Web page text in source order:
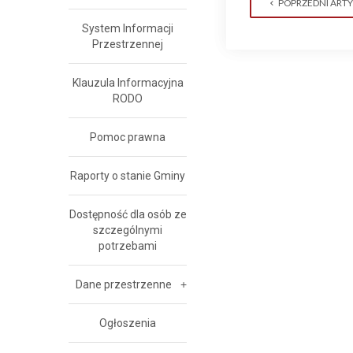
POPRZEDNI
System Informacji
Przestrzennej
Klauzula Informacyjna
RODO
Pomoc prawna
Raporty o stanie Gminy
Dostępność dla osób ze
szczególnymi
potrzebami
Dane przestrzenne
Ogłoszenia